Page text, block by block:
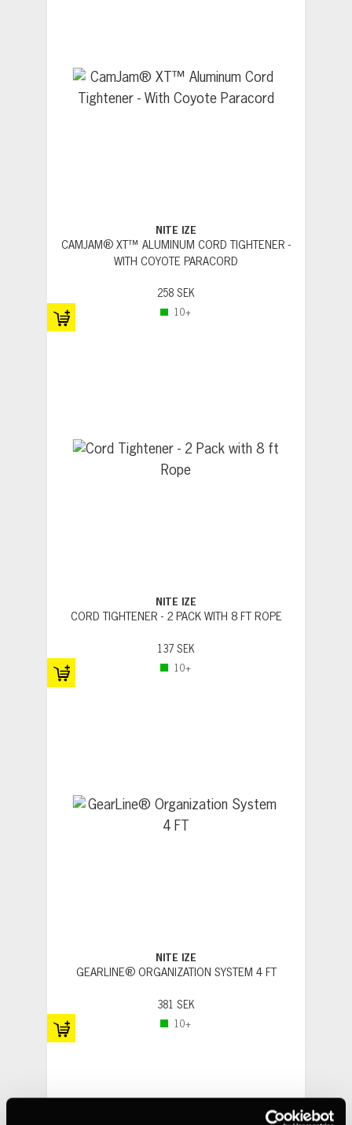
NITE IZE
CAMJAM® XT™ ALUMINUM CORD TIGHTENER -
WITH COYOTE PARACORD
258 SEK
10+
NITE IZE
CORD TIGHTENER - 2 PACK WITH 8 FT ROPE
137 SEK
10+
NITE IZE
GEARLINE® ORGANIZATION SYSTEM 4 FT
381 SEK
10+